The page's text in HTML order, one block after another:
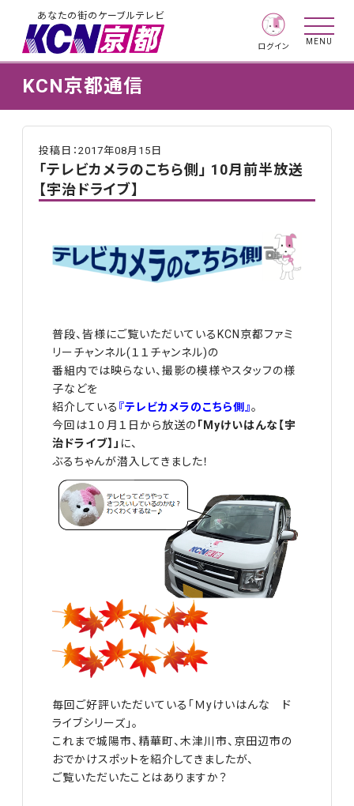
あなたの街のケーブルテレビ
ログイン
MENU
KCN京都通信
投稿日：2017年08月15日
「テレビカメラのこちら側」 10月前半放送
【宇治ドライブ】
普段、皆様にご覧いただいているKCN京都ファミ
リーチャンネル(１１チャンネル)の
番組内では映らない、撮影の模様やスタッフの様
子などを
紹介している 『テレビカメラのこちら側』。
今回は１０月１日から放送の「Myけいはんな【宇
治ドライブ】」 に、
ぶるちゃんが潜入してきました！
毎回ご好評いただいている「Ｍyけいはんな ド
ライブシリーズ」。
これまで城陽市、精華町、木津川市、京田辺市の
おでかけスポットを紹介してきましたが、
ご覧いただいたことはありますか？